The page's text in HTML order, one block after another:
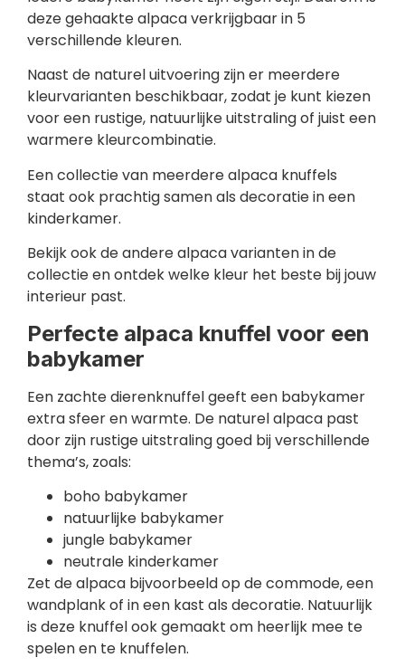
deze gehaakte alpaca verkrijgbaar in 5
verschillende kleuren.
Naast de naturel uitvoering zijn er meerdere
kleurvarianten beschikbaar, zodat je kunt kiezen
voor een rustige, natuurlijke uitstraling of juist een
warmere kleurcombinatie.
Een collectie van meerdere alpaca knuffels
staat ook prachtig samen als decoratie in een
kinderkamer.
Bekijk ook de andere alpaca varianten in de
collectie en ontdek welke kleur het beste bij jouw
interieur past.
Perfecte alpaca knuffel voor een
babykamer
Een zachte dierenknuffel geeft een babykamer
extra sfeer en warmte. De naturel alpaca past
door zijn rustige uitstraling goed bij verschillende
thema’s, zoals:
boho babykamer
natuurlijke babykamer
jungle babykamer
neutrale kinderkamer
Zet de alpaca bijvoorbeeld op de commode, een
wandplank of in een kast als decoratie. Natuurlijk
is deze knuffel ook gemaakt om heerlijk mee te
spelen en te knuffelen.